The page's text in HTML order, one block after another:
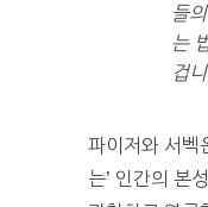
들
는
겁
파이저와 서벡
는’ 인간의 본